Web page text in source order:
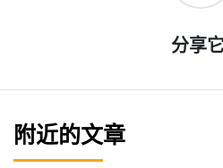
分享
附近的文章